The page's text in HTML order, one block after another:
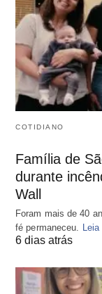
COTIDIANO
Família de
durante
Wall
Foram mais de 40
fé permaneceu. Leia
6 dias atrás